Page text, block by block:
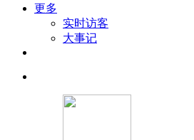
更多
实时访客
大事记